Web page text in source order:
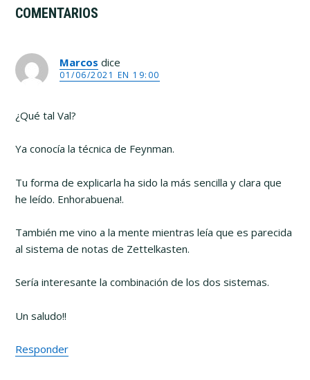
con
los
lectores
COMENTARIOS
Marcos dice
01/06/2021 EN 19:00
¿Qué tal Val?
Ya conocía la técnica de Feynman.
Tu forma de explicarla ha sido la más sencilla y clara que
he leído. Enhorabuena!.
También me vino a la mente mientras leía que es parecida
al sistema de notas de Zettelkasten.
Sería interesante la combinación de los dos sistemas.
Un saludo!!
Responder